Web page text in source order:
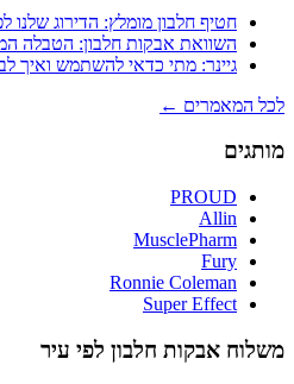
חטיף חלבון מומלץ: הדירוג
השוואת אבקות חלבון: הטבלה
גיינר: מתי כדאי להשתמש ואיך
לכל המאמרים ←
מותגים
PROUD
Allin
MusclePharm
Fury
Ronnie Coleman
Super Effect
משלוח אבקות חלבון לפי עיר